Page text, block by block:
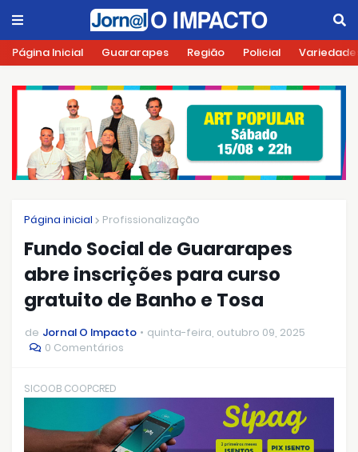
Página Inicial Guararapes Região Policial
Página inicial Profissionalização
Fundo Social de Guararapes
abre inscrições para curso
gratuito de Banho e Tosa
de Jornal O Impacto
quinta-feira, outubro 09, 2025
0 Comentários
SICOOB COOPCRED